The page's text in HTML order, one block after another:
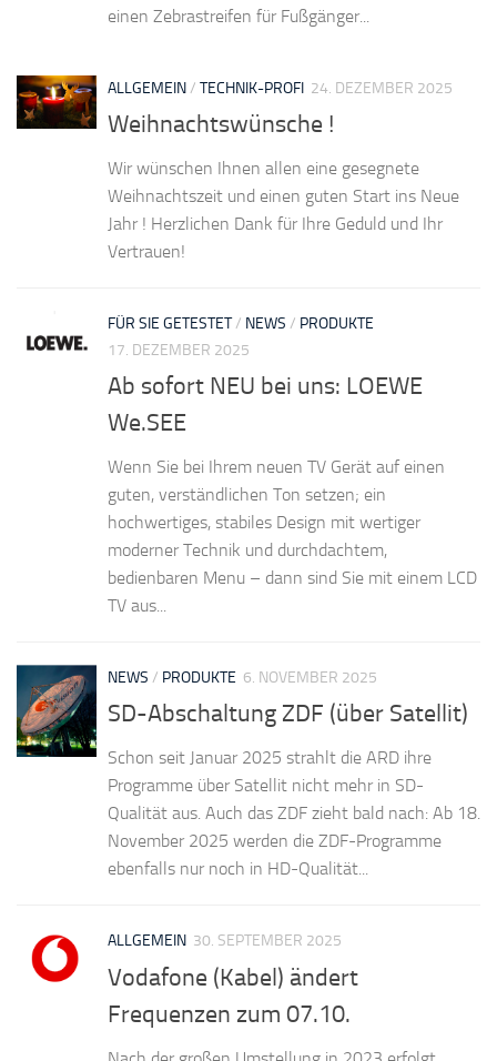
einen Zebrastreifen für Fußgänger...
ALLGEMEIN/ TECHNIK-PROFI 24. DEZEMBER 2025
Weihnachtswünsche !
Wir wünschen Ihnen allen eine gesegnete
Weihnachtszeit und einen guten Start ins Neue
Jahr ! Herzlichen Dank für Ihre Geduld und Ihr
Vertrauen!
FÜR SIE GETESTET/ NEWS / PRODUKTE
17. DEZEMBER 2025
Ab sofort NEU bei uns: LOEWE
We.SEE
Wenn Sie bei Ihrem neuen TV Gerät auf einen
guten, verständlichen Ton setzen; ein
hochwertiges, stabiles Design mit wertiger
moderner Technik und durchdachtem,
bedienbaren Menu – dann sind Sie mit einem LCD
TV aus...
NEWS / PRODUKTE 6. NOVEMBER 2025
SD-Abschaltung ZDF (über Satellit)
Schon seit Januar 2025 strahlt die ARD ihre
Programme über Satellit nicht mehr in SD-
Qualität aus. Auch das ZDF zieht bald nach: Ab 18.
November 2025 werden die ZDF-Programme
ebenfalls nur noch in HD-Qualität...
ALLGEMEIN 30. SEPTEMBER 2025
Vodafone (Kabel) ändert
Frequenzen zum 07.10.